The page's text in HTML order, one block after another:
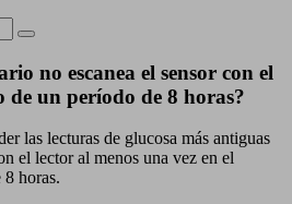
no escanea el sensor con el
de un período de 8 horas?
las lecturas de glucosa más antiguas
el lector al menos una vez en el
8 horas.